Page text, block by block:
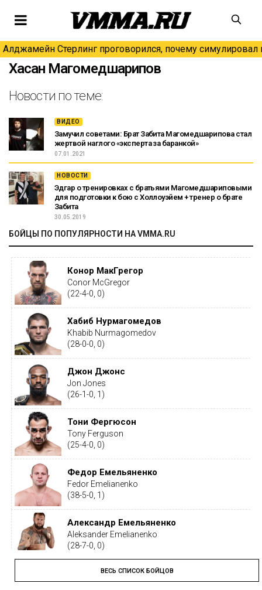
Алджамейн Стерлинг проговорился, почему симулировал
Хасан Магомедшарипов
Новости по теме:
ВИДЕО
Замучил советами: Брат Забита Магомедшарипова стал
жертвой наглого «эксперта за баранкой»
07.01.2021
НОВОСТИ
Эдгар о тренировках с братьями Магомедшариповыми
для подготовки к бою с Холлоуэйем + тренер о брате
Забита
30.05.2019
БОЙЦЫ ПО ПОПУЛЯРНОСТИ НА VMMA.RU
Конор МакГрегор
Conor McGregor
(22-4-0, 0)
Хабиб Нурмагомедов
Khabib Nurmagomedov
(28-0-0, 0)
Джон Джонс
Jon Jones
(26-1-0, 1)
Тони Фергюсон
Tony Ferguson
(25-4-0, 0)
Федор Емельяненко
Fedor Emelianenko
(38-5-0, 1)
Александр Емельяненко
Aleksander Emelianenko
(28-7-0, 0)
Тайрон Вудли
Tyron Woodley
ВЕСЬ СПИСОК БОЙЦОВ